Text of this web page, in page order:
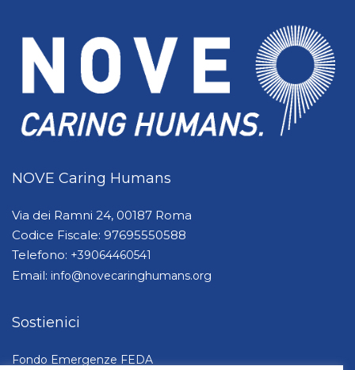
NOVE Caring Humans
Via dei Ramni 24, 00187 Roma
Codice Fiscale: 97695550588
Telefono: +39064460541
Email: info@novecaringhumans.org
Sostienici
Fondo Emergenze FEDA